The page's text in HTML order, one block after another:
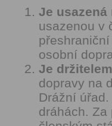
Je usazená
usazenou v
osobní
Je
dopravy na
Drážní
dráhách.